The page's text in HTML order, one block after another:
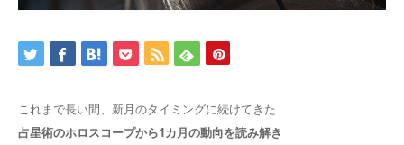
これまで長い間、新月のタイミングに続けてきた
占星術のホロスコープから1カ月の動向を読み解き